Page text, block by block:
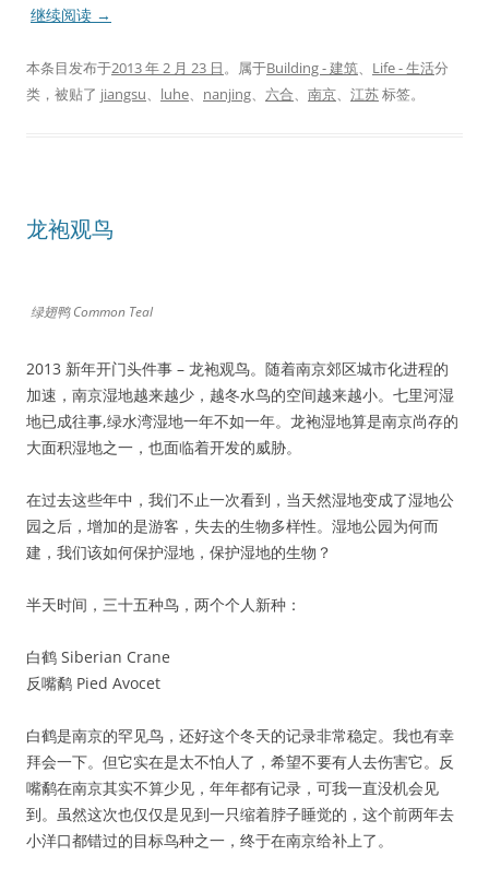
继续阅读 →
本条目发布于2013 年 2 月 23 日。属于Building - 建筑、 Life - 生活分
类，被贴了 jiangsu、 luhe、 nanjing、 六合、 南京、 江苏标签。
龙袍观鸟
绿翅鸭 Common Teal
2013 新年开门头件事 – 龙袍观鸟。随着南京郊区城市化进程的
加速，南京湿地越来越少，越冬水鸟的空间越来越小。七里河湿
地已成往事,绿水湾湿地一年不如一年。龙袍湿地算是南京尚存的
大面积湿地之一，也面临着开发的威胁。
在过去这些年中，我们不止一次看到，当天然湿地变成了湿地公
园之后，增加的是游客，失去的生物多样性。湿地公园为何而
建，我们该如何保护湿地，保护湿地的生物？
半天时间，三十五种鸟，两个个人新种：
白鹤 Siberian Crane
反嘴鹬 Pied Avocet
白鹤是南京的罕见鸟，还好这个冬天的记录非常稳定。我也有幸
拜会一下。但它实在是太不怕人了，希望不要有人去伤害它。反
嘴鹬在南京其实不算少见，年年都有记录，可我一直没机会见
到。虽然这次也仅仅是见到一只缩着脖子睡觉的，这个前两年去
小洋口都错过的目标鸟种之一，终于在南京给补上了。